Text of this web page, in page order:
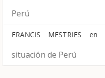
Perú
FRANCIS MESTRIES en
situación de Perú